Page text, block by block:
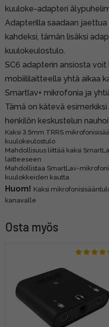
kuuloke-adapteri
Adapterilla saadaan
kahdeksi, tämän lisäksi
kuulokeulostulo.
SC6 adapterin ansiosta
mobiililaitteella yhtä aikaa
Smartlav+ mikrofonia ja
Tämä on kätevä
henkilön keskustelun
Kaksi 3,5mm TRRS
kuulokeulostulo
Mahdollisuus liittää kaksi
laitteeseen
Mahdollistaa SmartLav-
kuulokkeiden kautta
Huom! Kaksi
kanavalle
Osta myös